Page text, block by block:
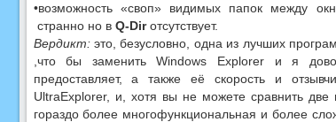
•возможность «своп» видимых папок между
странно но вQ-Dirотсутствует.
Вердикт:это, безусловно, одна из лучших
,что бы заменить Windows Explorer и я
предоставляет, а также её скорость и
UltraExplorer, и, хотя вы не можете сравнить
гораздо более многофункциональная и более